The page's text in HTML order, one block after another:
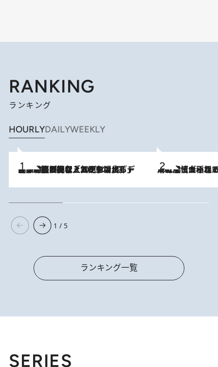
RANKING
ランキング
HOURLYDAILYWEEKLY
2026.8.5
【なぜ吉沢亮は「気配を消せる」のか？】興行収入208億の『国宝』を経て挑むミュージカル『ディア・エヴァン・ハンセン』。トップ俳優が舞台上でさらけ出した“孤独”とは 2026.8.5
下町風情あふれる台北屈指の人気エリア・大稲埕でセンスのいい台湾土産《ヴ
1 / 5
ランキング一覧
SERIES